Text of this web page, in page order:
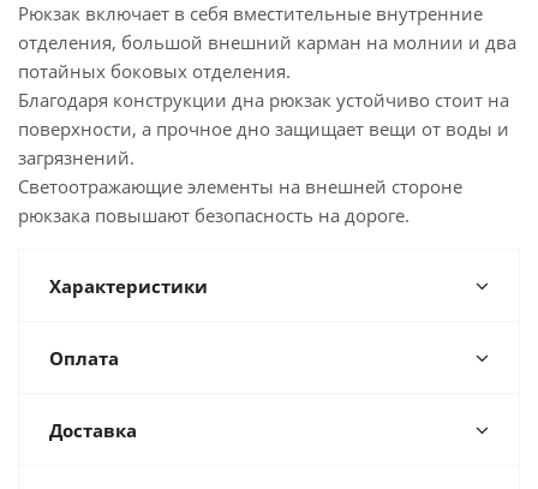
Рюкзак включает в себя вместительные внутренние
отделения, большой внешний карман на молнии и два
потайных боковых отделения.
Благодаря конструкции дна рюкзак устойчиво стоит на
поверхности, а прочное дно защищает вещи от воды и
загрязнений.
Светоотражающие элементы на внешней стороне
рюкзака повышают безопасность на дороге.
Характеристики
Оплата
Доставка